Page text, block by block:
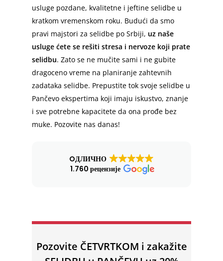
usluge pozdane, kvalitetne i jeftine selidbe u
kratkom vremenskom roku. Budući da smo
pravi majstori za selidbe po Srbiji, uz naše
usluge ćete se rešiti stresa i nervoze koji prate
selidbu. Zato se ne mučite sami i ne gubite
dragoceno vreme na planiranje zahtevnih
zadataka selidbe. Prepustite tok svoje selidbe u
Pančevo ekspertima koji imaju iskustvo, znanje
i sve potrebne kapacitete da ona prođe bez
muke. Pozovite nas danas!
OДЛИЧНО
1.760 рецензије
Pozovite ČETVRTKOM i zakažite